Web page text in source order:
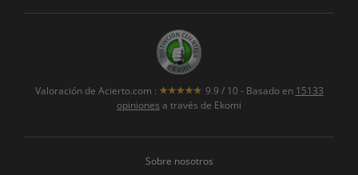
Valoración de Acierto.com : 9.9 / 10 - Basado en 15133
opiniones a través de Ekomi
Sobre nosotros